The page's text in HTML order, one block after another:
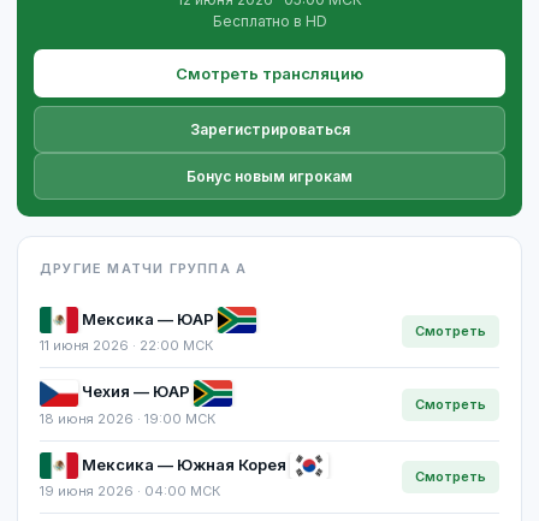
Бесплатно в HD
Смотреть трансляцию
Зарегистрироваться
Бонус новым игрокам
ДРУГИЕ МАТЧИ ГРУППА A
Мексика — ЮАР
11 июня 2026 · 22:00 МСК
Смотреть
Чехия — ЮАР
18 июня 2026 · 19:00 МСК
Смотреть
Мексика — Южная Корея
19 июня 2026 · 04:00 МСК
Смотреть